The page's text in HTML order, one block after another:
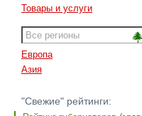
Товары и услуги
Европа
Азия
"Свежие" рейтинги: